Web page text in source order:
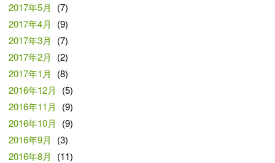
2017年5月
(7)
2017年4月
(9)
2017年3月
(7)
2017年2月
(2)
2017年1月
(8)
2016年12月
(5)
2016年11月
(9)
2016年10月
(9)
2016年9月
(3)
2016年8月
(11)